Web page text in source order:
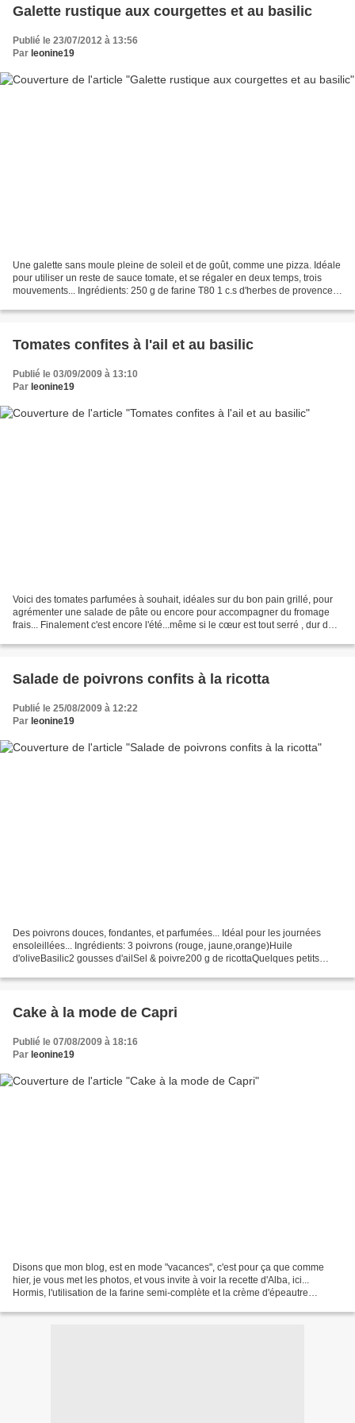
Galette rustique aux courgettes et au basilic
Publié le 23/07/2012 à 13:56
Par leonine19
Une galette sans moule pleine de soleil et de goût, comme une pizza. Idéale
pour utiliser un reste de sauce tomate, et se régaler en deux temps, trois
mouvements... Ingrédients: 250 g de farine T80 1 c.s d'herbes de provence
Tomates confites à l'ail et au basilic
Publié le 03/09/2009 à 13:10
Par leonine19
Voici des tomates parfumées à souhait, idéales sur du bon pain grillé, pour
agrémenter une salade de pâte ou encore pour accompagner du fromage
frais... Finalement c'est encore l'été...même si le cœur est tout serré , dur dur
Salade de poivrons confits à la ricotta
Publié le 25/08/2009 à 12:22
Par leonine19
Des poivrons douces, fondantes, et parfumées... Idéal pour les journées
ensoleillées... Ingrédients: 3 poivrons (rouge, jaune,orange)Huile
d'oliveBasilic2 gousses d'ailSel & poivre200 g de ricottaQuelques petits
Cake à la mode de Capri
Publié le 07/08/2009 à 18:16
Par leonine19
Disons que mon blog, est en mode "vacances", c'est pour ça que comme
hier, je vous met les photos, et vous invite à voir la recette d'Alba, ici...
Hormis, l'utilisation de la farine semi-complète et la crème d'épeautre